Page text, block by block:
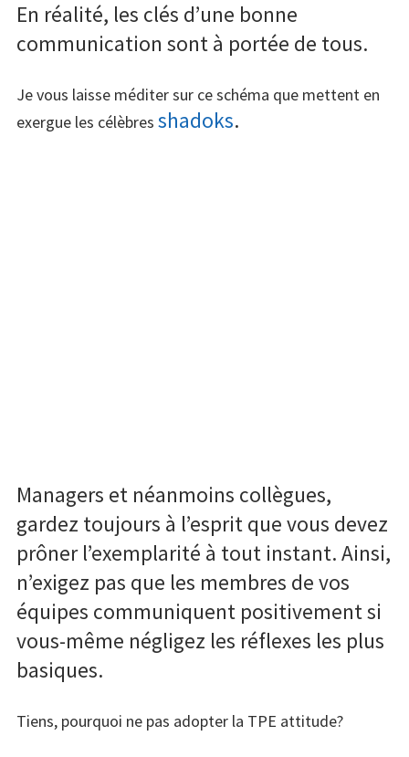
En réalité, les clés d’une bonne
communication sont à portée de tous.
Je vous laisse méditer sur ce schéma que mettent en
exergue les célèbres shadoks.
Managers et néanmoins collègues,
gardez toujours à l’esprit que vous devez
prôner l’exemplarité à tout instant. Ainsi,
n’exigez pas que les membres de vos
équipes communiquent positivement si
vous-même négligez les réflexes les plus
basiques.
Tiens, pourquoi ne pas adopter la TPE attitude?